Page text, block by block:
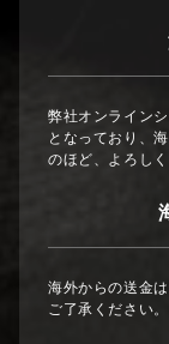
弊社オンライン
となっており、
のほど、よろし
海外からの送金
ご了承ください。